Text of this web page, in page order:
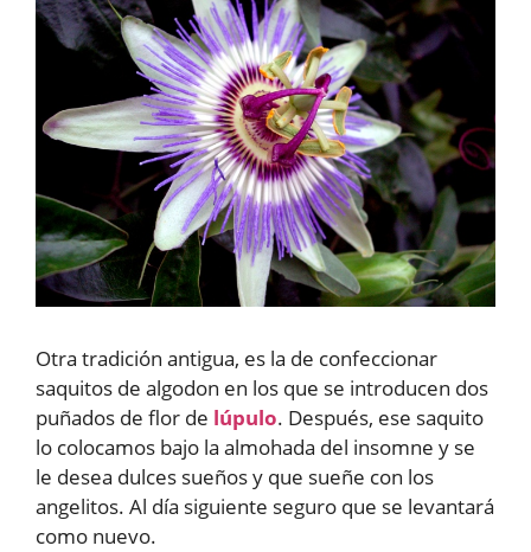
Otra tradición antigua, es la de confeccionar
saquitos de algodon en los que se introducen dos
puñados de flor de lúpulo. Después, ese saquito
lo colocamos bajo la almohada del insomne y se
le desea dulces sueños y que sueñe con los
angelitos. Al día siguiente seguro que se levantará
como nuevo.